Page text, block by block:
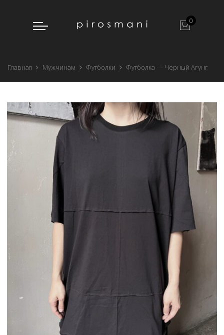
0
Главная Мужчинам Футболки Футболка — Черный Агунг